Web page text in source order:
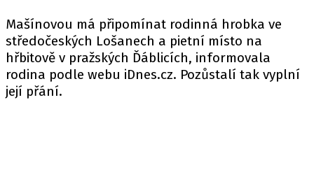
Mašínovou má připomínat rodinná hrobka ve
středočeských Lošanech a pietní místo na
hřbitově v pražských Ďáblicích, informovala
rodina podle webu iDnes.cz. Pozůstalí tak vyplní
její přání.